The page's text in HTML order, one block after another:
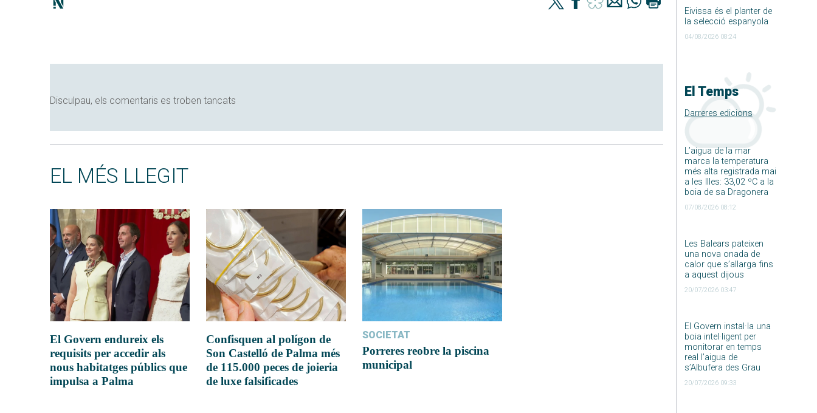
Eivissa és el planter de
la selecció espanyola
04/08/2026 08:24
El Temps
Darreres edicions
L’aigua de la mar
marca la temperatura
més alta registrada mai
a les Illes: 33,02 ºC a la
boia de sa Dragonera
07/08/2026 08:12
Les Balears pateixen
una nova onada de
calor que s’allarga fins
a aquest dijous
20/07/2026 03:47
El Govern instal·la una
boia intel·ligent per
monitorar en temps
real l’aigua de
s’Albufera des Grau
20/07/2026 09:33
Disculpau, els comentaris es troben tancats
EL MÉS LLEGIT
El Govern endureix els
requisits per accedir als
nous habitatges públics que
impulsa a Palma
Confisquen al polígon de
Son Castelló de Palma més
de 115.000 peces de joieria
de luxe falsificades
SOCIETAT
Porreres reobre la piscina
municipal